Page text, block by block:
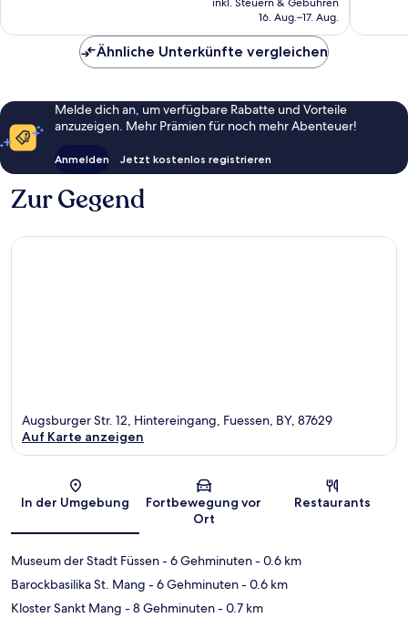
beträgt
16. Aug.–17. Aug.
Ähnliche Unterkünfte vergleichen
Melde dich an, um verfügbare Rabatte und Vorteile
anzuzeigen. Mehr Prämien für noch mehr Abenteuer!
Anmelden Jetzt kostenlos registrieren
Zur Gegend
Karte
Augsburger Str. 12, Hintereingang, Fuessen, BY, 87629
Auf Karte anzeigen
In der Umgebung
Fortbewegung vor
Ort
Restaurants
Museum der Stadt Füssen- 6 Gehminuten- 0.6 km
Barockbasilika St. Mang - 6 Gehminuten- 0.6 km
Kloster Sankt Mang - 8 Gehminuten- 0.7 km